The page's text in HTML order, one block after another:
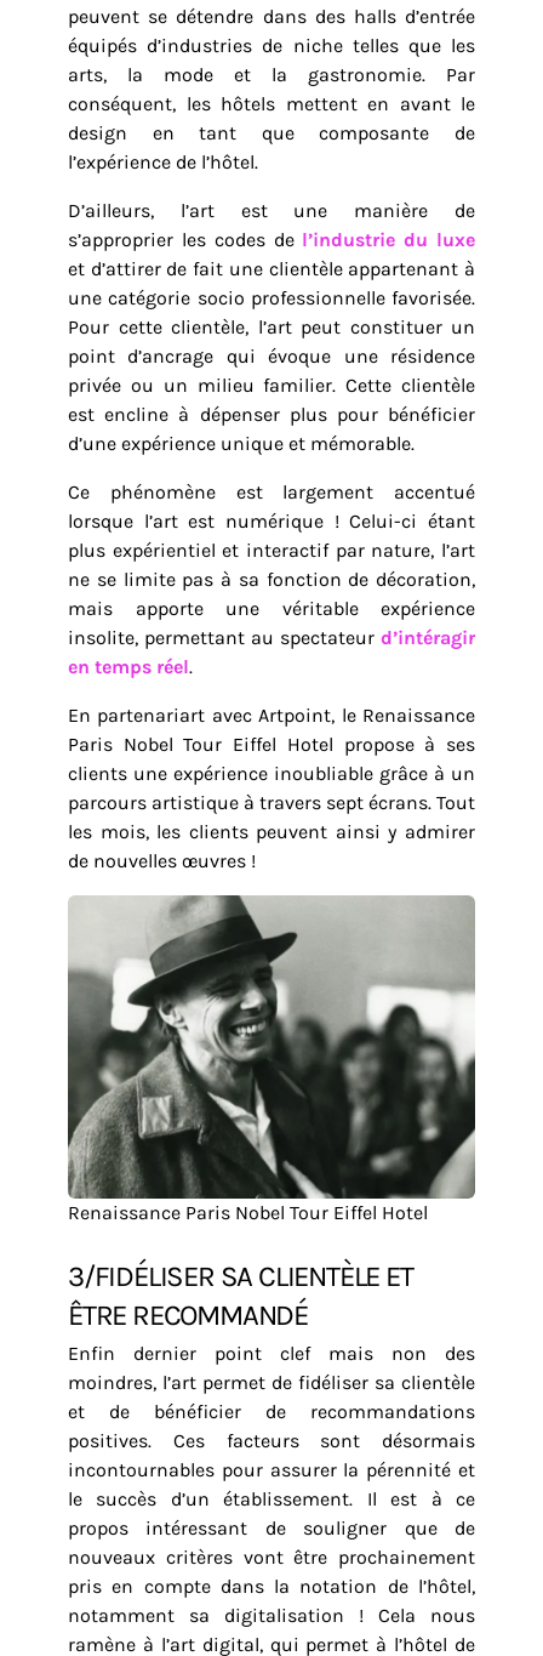
peuvent se détendre dans des halls d’entrée
équipés d’industries de niche telles que les
arts, la mode et la gastronomie. Par
conséquent, les hôtels mettent en avant le
design en tant que composante de
l’expérience de l’hôtel.
D’ailleurs, l’art est une manière de
s’approprier les codes de l’industrie du luxe
et d’attirer de fait une clientèle appartenant à
une catégorie socio professionnelle favorisée.
Pour cette clientèle, l’art peut constituer un
point d’ancrage qui évoque une résidence
privée ou un milieu familier. Cette clientèle
est encline à dépenser plus pour bénéficier
d’une expérience unique et mémorable.
Ce phénomène est largement accentué
lorsque l’art est numérique ! Celui-ci étant
plus expérientiel et interactif par nature, l’art
ne se limite pas à sa fonction de décoration,
mais apporte une véritable expérience
insolite, permettant au spectateur d’intéragir
en temps réel.
En partenariart avec Artpoint, le Renaissance
Paris Nobel Tour Eiffel Hotel propose à ses
clients une expérience inoubliable grâce à un
parcours artistique à travers sept écrans. Tout
les mois, les clients peuvent ainsi y admirer
de nouvelles œuvres !
Renaissance Paris Nobel Tour Eiffel Hotel
3/FIDÉLISER SA CLIENTÈLE ET
ÊTRE RECOMMANDÉ
Enfin dernier point clef mais non des
moindres, l’art permet de fidéliser sa clientèle
et de bénéficier de recommandations
positives. Ces facteurs sont désormais
incontournables pour assurer la pérennité et
le succès d’un établissement. Il est à ce
propos intéressant de souligner que de
nouveaux critères vont être prochainement
pris en compte dans la notation de l’hôtel,
notamment sa digitalisation ! Cela nous
ramène à l’art digital, qui permet à l’hôtel de